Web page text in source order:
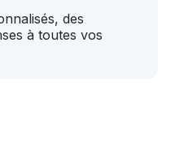
des
à toutes vos